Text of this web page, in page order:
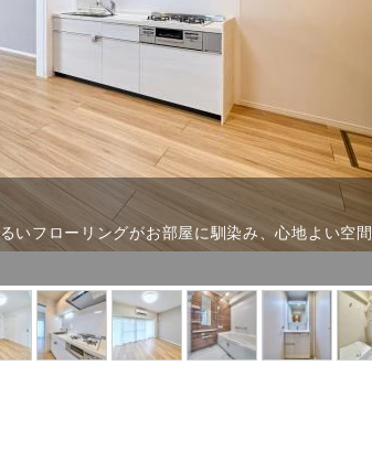
いフローリングがお部屋に馴染み、心地よい空